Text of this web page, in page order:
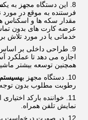
این دستگاه مجهز به یک
فرستنده به موقع در مورد
مقدار سکه ها و اسکناس
عرضه کارت های بدون
خدماتی یا در مورد تلاش
طراحی داخلی بر اساس
اجازه می دهد تا عملکرد
همچنین توسعه بیشتر
دستگاه مجهز بهسیستم
رطوبت مطلوب بدون
نمایش تلفن همراه.
در صورت درخواست